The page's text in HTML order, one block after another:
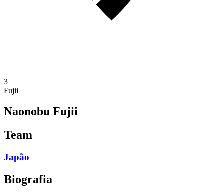
3
Fujii
Naonobu Fujii
Team
Japão
Biografia